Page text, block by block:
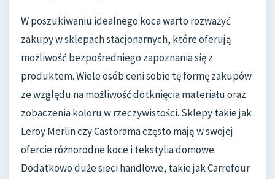
W poszukiwaniu idealnego koca warto rozważyć
zakupy w sklepach stacjonarnych, które oferują
możliwość bezpośredniego zapoznania się z
produktem. Wiele osób ceni sobie tę formę zakupów
ze względu na możliwość dotknięcia materiału oraz
zobaczenia koloru w rzeczywistości. Sklepy takie jak
Leroy Merlin czy Castorama często mają w swojej
ofercie różnorodne koce i tekstylia domowe.
Dodatkowo duże sieci handlowe, takie jak Carrefour